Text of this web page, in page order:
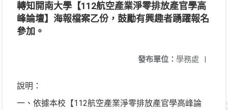
轉知開南大學【112航空產業淨零排放產官學高
峰論壇】海報檔案乙份，鼓勵有興趣者踴躍報名
參加。
發布單位： 學務處 |
說明：
一、依據本校【112航空產業淨零排放產官學高峰論